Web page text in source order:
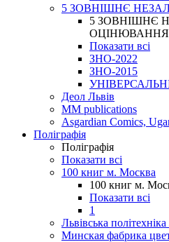
5 ЗОВНІШНЄ
5 ЗОВНІШНЄ
ОЦІНЮВАННЯ
Показати всі
ЗНО-2022
ЗНО-2015
УНІВЕРСАЛЬНІ
Деол Львів
MM publications
Asgardian Comics,
Поліграфія
Поліграфія
Показати всі
100 книг м. Москва
100 книг м.
Показати всі
1
Львівська
Минская фабрика